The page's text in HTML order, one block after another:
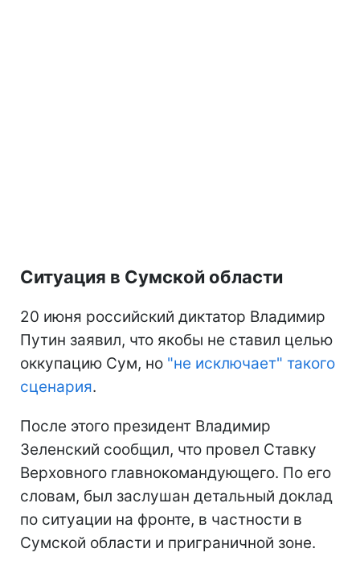
Ситуация в Сумской области
20 июня российский диктатор Владимир
Путин заявил, что якобы не ставил целью
оккупацию Сум, но "не исключает" такого
сценария.
После этого президент Владимир
Зеленский сообщил, что провел Ставку
Верховного главнокомандующего. По его
словам, был заслушан детальный доклад
по ситуации на фронте, в частности в
Сумской области и приграничной зоне.